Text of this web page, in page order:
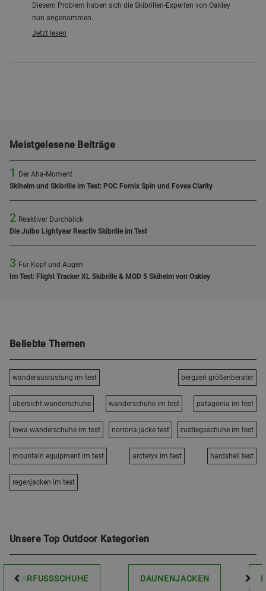
Diesem Problem haben sich die Skibrillen-Experten von Oakley
nun angenommen.
Jetzt lesen
Meistgelesene Beiträge
1
Der Aha-Moment
Skihelm und Skibrille im Test: POC Fornix Spin und Fovea Clarity
2 Reaktiver Durchblick
Die Julbo Lightyear Reactiv Skibrille im Test
3 Für Kopf und Augen
Im Test: Flight Tracker XL Skibrille & MOD 5 Skihelm von Oakley
Beliebte Themen
wanderausrüstung im test bergzeit größenberater
übersicht wanderschuhe wanderschuhe im test patagonia im test
lowa wanderschuhe im test norrona jacke test zustiegsschuhe im test
mountain equipment im test arcteryx im test hardshell test
regenjacken im test
Unsere Top Outdoor Kategorien
BARFUSSSCHUHE DAUNENJACKEN